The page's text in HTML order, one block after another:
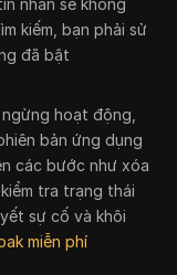
kiếm, bạn phải sử
đã bật
hoạt động,
bản ứng dụng
các bước như xóa
tra trạng thái
sự cố và khôi
miễn phí